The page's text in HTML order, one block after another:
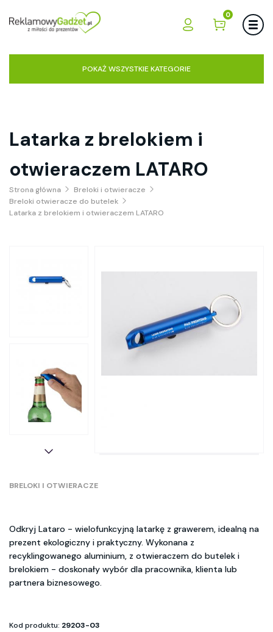
0
POKAŻ WSZYSTKIE KATEGORIE
Latarka z brelokiem i
otwieraczem LATARO
Strona główna
Breloki i otwieracze
Breloki otwieracze do butelek
Latarka z brelokiem i otwieraczem LATARO
BRELOKI I OTWIERACZE
Odkryj Lataro - wielofunkcyjną latarkę z grawerem, idealną na
prezent ekologiczny i praktyczny. Wykonana z
recyklingowanego aluminium, z otwieraczem do butelek i
brelokiem - doskonały wybór dla pracownika, klienta lub
partnera biznesowego.
Kod produktu: 29203-03